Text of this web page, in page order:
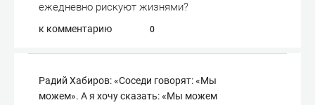
ежедневно рискуют жизнями?
к комментарию 0
Радий Хабиров: «Соседи говорят: «Мы
можем». А я хочу сказать: «Мы можем